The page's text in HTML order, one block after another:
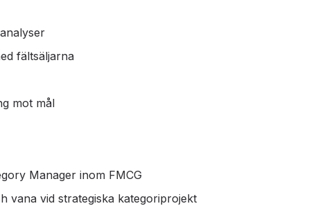
fältsäljarna
mot mål
Manager inom FMCG
vana vid strategiska kategoriprojekt